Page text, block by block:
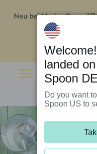
Neu bei Marley Spoon?
Rabatt auf
landed
Spoon DE
Do you want
Spoon US to